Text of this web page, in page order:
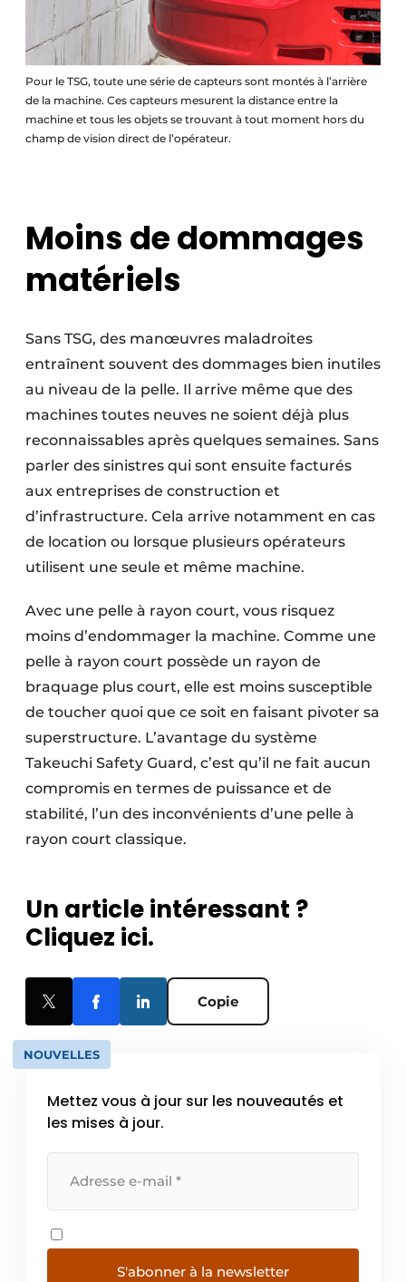
Pour le TSG, toute une série de capteurs sont montés à l’arrière
de la machine. Ces capteurs mesurent la distance entre la
machine et tous les objets se trouvant à tout moment hors du
champ de vision direct de l’opérateur.
Moins de dommages
matériels
Sans TSG, des manœuvres maladroites
entraînent souvent des dommages bien inutiles
au niveau de la pelle. Il arrive même que des
machines toutes neuves ne soient déjà plus
reconnaissables après quelques semaines. Sans
parler des sinistres qui sont ensuite facturés
aux entreprises de construction et
d’infrastructure. Cela arrive notamment en cas
de location ou lorsque plusieurs opérateurs
utilisent une seule et même machine.
Avec une pelle à rayon court, vous risquez
moins d’endommager la machine. Comme une
pelle à rayon court possède un rayon de
braquage plus court, elle est moins susceptible
de toucher quoi que ce soit en faisant pivoter sa
superstructure. L’avantage du système
Takeuchi Safety Guard, c’est qu’il ne fait aucun
compromis en termes de puissance et de
stabilité, l’un des inconvénients d’une pelle à
rayon court classique.
Un article intéressant ?
Cliquez ici.
Copie
NOUVELLES
Mettez vous à jour sur les nouveautés et
les mises à jour.
S'abonner à la newsletter